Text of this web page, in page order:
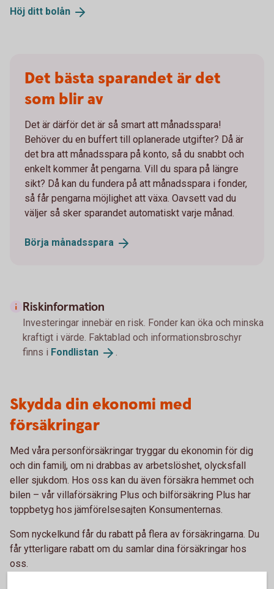
Höj ditt bolån
Det bästa sparandet är det
som blir av
Det är därför det är så smart att månadsspara!
Behöver du en buffert till oplanerade utgifter? Då är
det bra att månadsspara på konto, så du snabbt och
enkelt kommer åt pengarna. Vill du spara på längre
sikt? Då kan du fundera på att månadsspara i fonder,
så får pengarna möjlighet att växa. Oavsett vad du
väljer så sker sparandet automatiskt varje månad.
Börja månadsspara
Riskinformation
Investeringar innebär en risk. Fonder kan öka och minska
kraftigt i värde. Faktablad och informationsbroschyr
finns i Fondlistan .
Skydda din ekonomi med
försäkringar
Med våra personförsäkringar tryggar du ekonomin för dig
och din familj, om ni drabbas av arbetslöshet, olycksfall
eller sjukdom. Hos oss kan du även försäkra hemmet och
bilen – vår villaförsäkring Plus och bilförsäkring Plus har
toppbetyg hos jämförelsesajten Konsumenternas.
Som nyckelkund får du rabatt på flera av försäkringarna. Du
får ytterligare rabatt om du samlar dina försäkringar hos
oss.